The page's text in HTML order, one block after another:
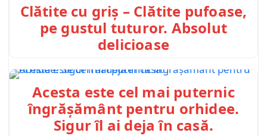
Clătite cu griș – Clătite pufoase,
pe gustul tuturor. Absolut
delicioase
Acesta este cel mai puternic
îngrășământ pentru orhidee.
Sigur îl ai deja în casă.